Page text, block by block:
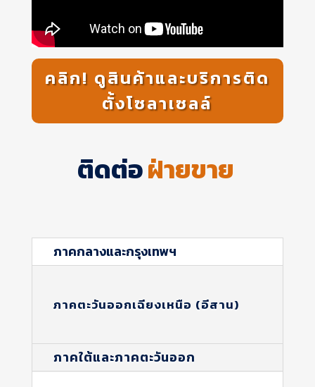
คลิก! ดูสินค้าและบริการติด
ตั้งโซลาเซลล์
ติดต่อฝ่ายขาย
ภาคกลางและกรุงเทพฯ
ภาคตะวันออกเฉียงเหนือ (อีสาน)
ภาคใต้และภาคตะวันออก